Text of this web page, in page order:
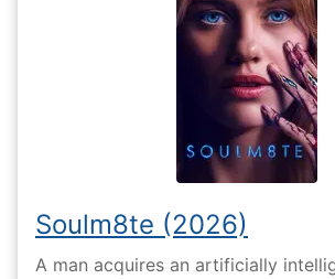
Soulm8te (2026)
A man acquires an artificially